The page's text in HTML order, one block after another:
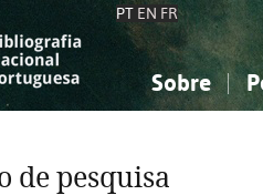
PT EN FR
Sobre
Ciências sociais...
Ciências sociais...
de pesquisa